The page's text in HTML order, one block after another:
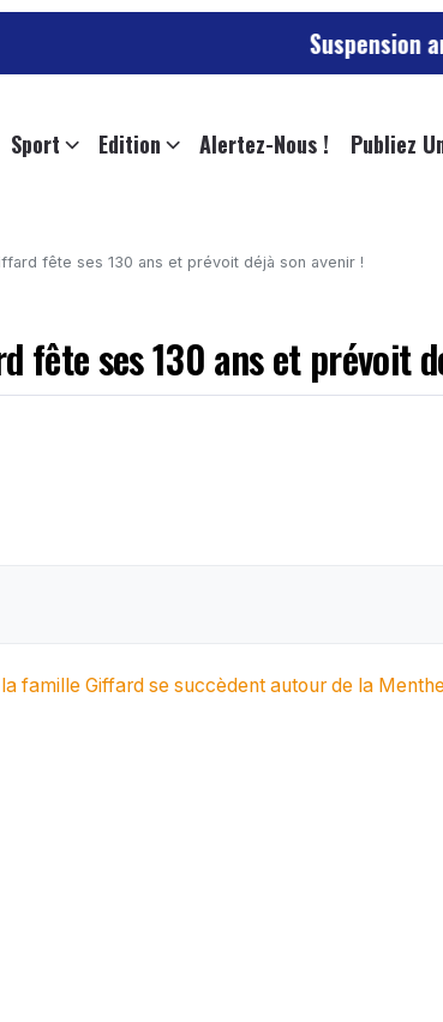
Suspension
Sport Edition Alertez-Nous ! Publiez
fête ses 130 ans et prévoit déjà son avenir !
fête ses 130 ans et prévoit